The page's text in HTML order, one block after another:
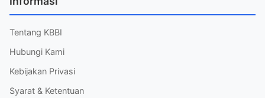
Tentang KBBI
Hubungi Kami
Kebijakan Privasi
Syarat & Ketentuan